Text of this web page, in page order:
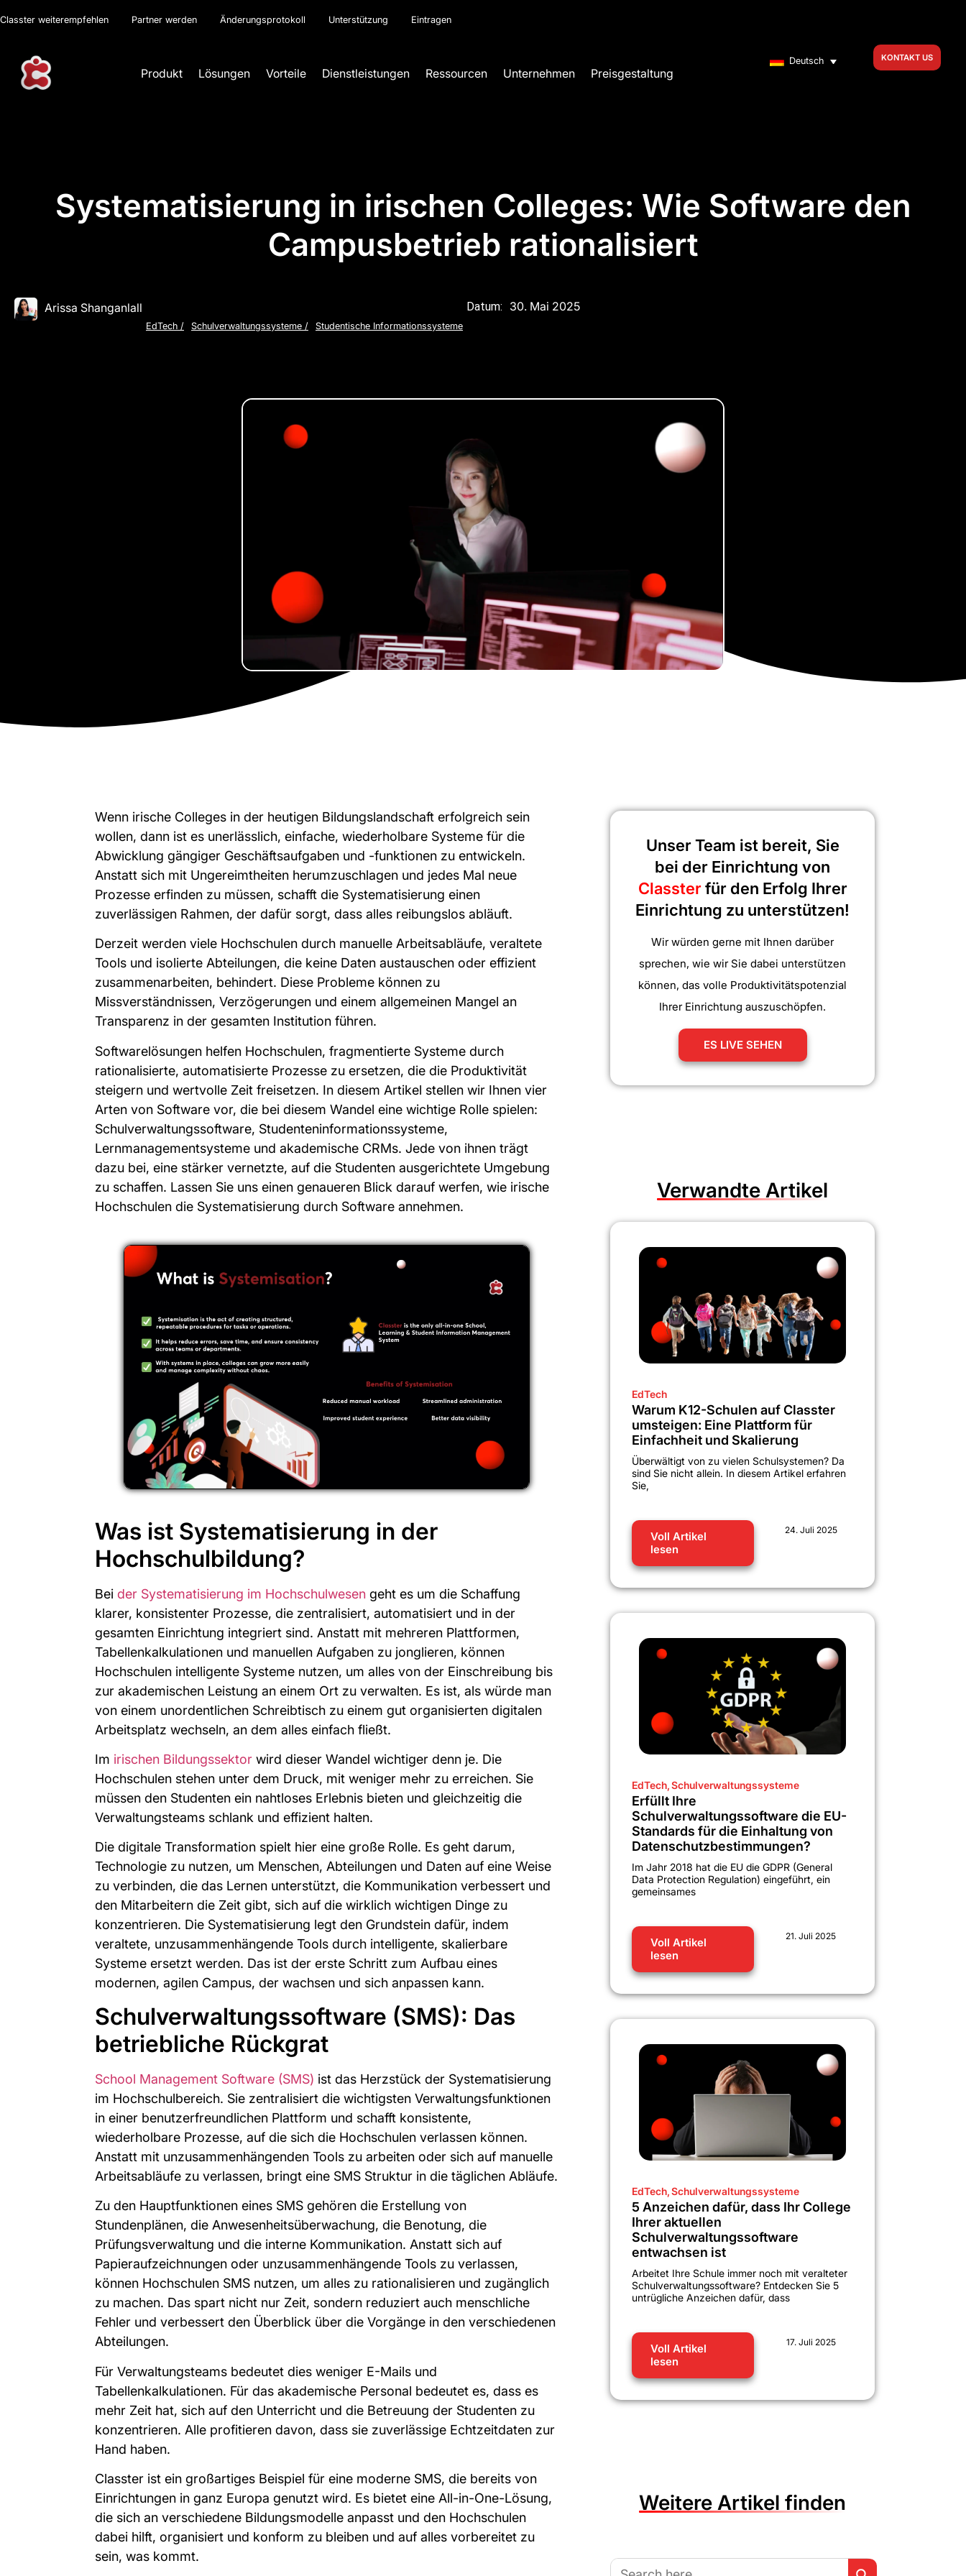
Classter weiterempfehlen Partner werden Änderungsprotokoll Unterstützung Eintragen
Produkt Lösungen Vorteile Dienstleistungen Ressourcen Unternehmen Preisgestaltung
Deutsch KONTAKT US
Systematisierung in irischen Colleges: Wie Software den
Campusbetrieb rationalisiert
Arissa Shanganlall
EdTech / Schulverwaltungssysteme / Studentische Informationssysteme
Datum: 30. Mai 2025
Wenn irische Colleges in der heutigen Bildungslandschaft erfolgreich sein
wollen, dann ist es unerlässlich, einfache, wiederholbare Systeme für die
Abwicklung gängiger Geschäftsaufgaben und -funktionen zu entwickeln.
Anstatt sich mit Ungereimtheiten herumzuschlagen und jedes Mal neue
Prozesse erfinden zu müssen, schafft die Systematisierung einen
zuverlässigen Rahmen, der dafür sorgt, dass alles reibungslos abläuft.
Derzeit werden viele Hochschulen durch manuelle Arbeitsabläufe, veraltete
Tools und isolierte Abteilungen, die keine Daten austauschen oder effizient
zusammenarbeiten, behindert. Diese Probleme können zu
Missverständnissen, Verzögerungen und einem allgemeinen Mangel an
Transparenz in der gesamten Institution führen.
Softwarelösungen helfen Hochschulen, fragmentierte Systeme durch
rationalisierte, automatisierte Prozesse zu ersetzen, die die Produktivität
steigern und wertvolle Zeit freisetzen. In diesem Artikel stellen wir Ihnen vier
Arten von Software vor, die bei diesem Wandel eine wichtige Rolle spielen:
Schulverwaltungssoftware, Studenteninformationssysteme,
Lernmanagementsysteme und akademische CRMs. Jede von ihnen trägt
dazu bei, eine stärker vernetzte, auf die Studenten ausgerichtete Umgebung
zu schaffen. Lassen Sie uns einen genaueren Blick darauf werfen, wie irische
Hochschulen die Systematisierung durch Software annehmen.
Was ist Systematisierung in der
Hochschulbildung?
Bei der Systematisierung im Hochschulwesen geht es um die Schaffung
klarer, konsistenter Prozesse, die zentralisiert, automatisiert und in der
gesamten Einrichtung integriert sind. Anstatt mit mehreren Plattformen,
Tabellenkalkulationen und manuellen Aufgaben zu jonglieren, können
Hochschulen intelligente Systeme nutzen, um alles von der Einschreibung bis
zur akademischen Leistung an einem Ort zu verwalten. Es ist, als würde man
von einem unordentlichen Schreibtisch zu einem gut organisierten digitalen
Arbeitsplatz wechseln, an dem alles einfach fließt.
Im irischen Bildungssektor wird dieser Wandel wichtiger denn je. Die
Hochschulen stehen unter dem Druck, mit weniger mehr zu erreichen. Sie
müssen den Studenten ein nahtloses Erlebnis bieten und gleichzeitig die
Verwaltungsteams schlank und effizient halten.
Die digitale Transformation spielt hier eine große Rolle. Es geht darum,
Technologie zu nutzen, um Menschen, Abteilungen und Daten auf eine Weise
zu verbinden, die das Lernen unterstützt, die Kommunikation verbessert und
den Mitarbeitern die Zeit gibt, sich auf die wirklich wichtigen Dinge zu
konzentrieren. Die Systematisierung legt den Grundstein dafür, indem
veraltete, unzusammenhängende Tools durch intelligente, skalierbare
Systeme ersetzt werden. Das ist der erste Schritt zum Aufbau eines
modernen, agilen Campus, der wachsen und sich anpassen kann.
Schulverwaltungssoftware (SMS): Das
betriebliche Rückgrat
School Management Software (SMS) ist das Herzstück der Systematisierung
im Hochschulbereich. Sie zentralisiert die wichtigsten Verwaltungsfunktionen
in einer benutzerfreundlichen Plattform und schafft konsistente,
wiederholbare Prozesse, auf die sich die Hochschulen verlassen können.
Anstatt mit unzusammenhängenden Tools zu arbeiten oder sich auf manuelle
Arbeitsabläufe zu verlassen, bringt eine SMS Struktur in die täglichen Abläufe.
Zu den Hauptfunktionen eines SMS gehören die Erstellung von
Stundenplänen, die Anwesenheitsüberwachung, die Benotung, die
Prüfungsverwaltung und die interne Kommunikation. Anstatt sich auf
Papieraufzeichnungen oder unzusammenhängende Tools zu verlassen,
können Hochschulen SMS nutzen, um alles zu rationalisieren und zugänglich
zu machen. Das spart nicht nur Zeit, sondern reduziert auch menschliche
Fehler und verbessert den Überblick über die Vorgänge in den verschiedenen
Abteilungen.
Für Verwaltungsteams bedeutet dies weniger E-Mails und
Tabellenkalkulationen. Für das akademische Personal bedeutet es, dass es
mehr Zeit hat, sich auf den Unterricht und die Betreuung der Studenten zu
konzentrieren. Alle profitieren davon, dass sie zuverlässige Echtzeitdaten zur
Hand haben.
Classter ist ein großartiges Beispiel für eine moderne SMS, die bereits von
Einrichtungen in ganz Europa genutzt wird. Es bietet eine All-in-One-Lösung,
die sich an verschiedene Bildungsmodelle anpasst und den Hochschulen
dabei hilft, organisiert und konform zu bleiben und auf alles vorbereitet zu
sein, was kommt.
Unser Team ist bereit, Sie
bei der Einrichtung von
Classterfür den Erfolg Ihrer
Einrichtung zu unterstützen!
Wir würden gerne mit Ihnen darüber
sprechen, wie wir Sie dabei unterstützen
können, das volle Produktivitätspotenzial
Ihrer Einrichtung auszuschöpfen.
ES LIVE SEHEN
Verwandte Artikel
EdTech
Warum K12-Schulen auf Classter
umsteigen: Eine Plattform für
Einfachheit und Skalierung
Überwältigt von zu vielen Schulsystemen? Da
sind Sie nicht allein. In diesem Artikel erfahren
Sie,
Voll Artikel
lesen
24. Juli 2025
EdTech,Schulverwaltungssysteme
Erfüllt Ihre
Schulverwaltungssoftware die EU-
Standards für die Einhaltung von
Datenschutzbestimmungen?
Im Jahr 2018 hat die EU die GDPR (General
Data Protection Regulation) eingeführt, ein
gemeinsames
Voll Artikel
lesen
21. Juli 2025
EdTech,Schulverwaltungssysteme
5 Anzeichen dafür, dass Ihr College
Ihrer aktuellen
Schulverwaltungssoftware
entwachsen ist
Arbeitet Ihre Schule immer noch mit veralteter
Schulverwaltungssoftware? Entdecken Sie 5
untrügliche Anzeichen dafür, dass
Voll Artikel
lesen
17. Juli 2025
Weitere Artikel finden
Search
Search Button